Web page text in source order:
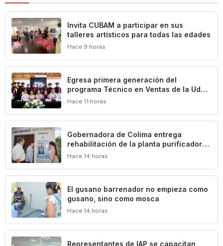
Invita CUBAM a participar en sus
talleres artísticos para todas las edades
Hace 9 horas
Egresa primera generación del
programa Técnico en Ventas de la UdeC
y CIMA Group
Hace 11 horas
Gobernadora de Colima entrega
rehabilitación de la planta purificadora
de agua en Puerta de Ánzar
Hace 14 horas
El gusano barrenador no empieza como
gusano, sino como mosca
Hace 14 horas
Representantes de IAP se capacitan